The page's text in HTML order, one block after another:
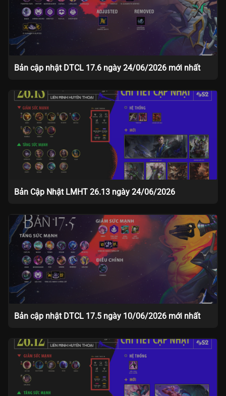
Bản cập nhật DTCL 17.6 ngày 24/06/2026 mới nhất
Bản Cập Nhật LMHT 26.13 ngày 24/06/2026
Bản cập nhật DTCL 17.5 ngày 10/06/2026 mới nhất